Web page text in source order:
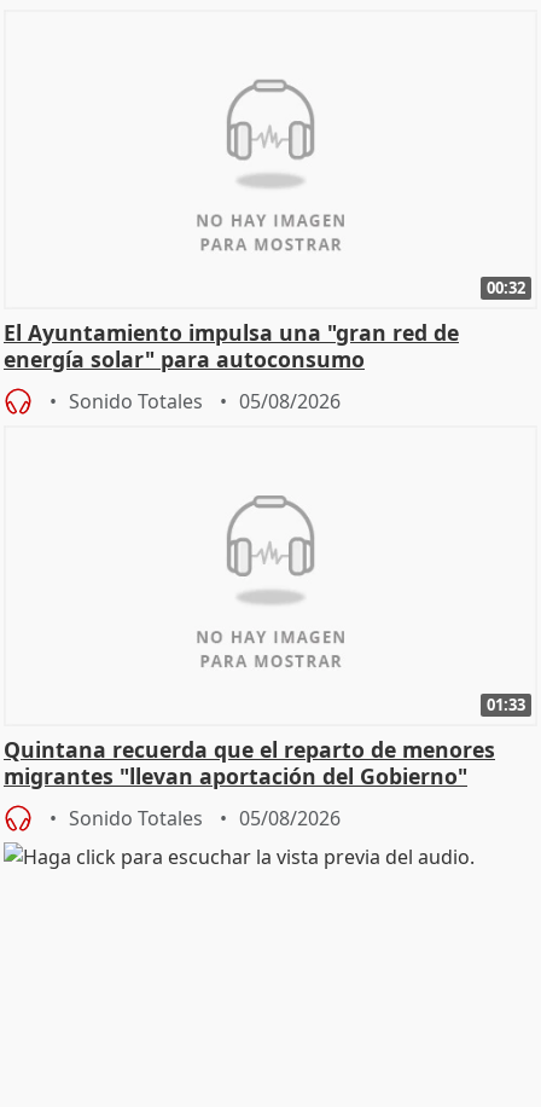
00:32
El Ayuntamiento impulsa una "gran red de
energía solar" para autoconsumo
Sonido Totales 05/08/2026
01:33
Quintana recuerda que el reparto de menores
migrantes "llevan aportación del Gobierno"
central
Sonido Totales 05/08/2026